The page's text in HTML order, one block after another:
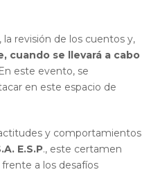
revisión de los cuentos y,
cuando se llevará a cabo
este evento, se
en este espacio de
y comportamientos
E.S.P., este certamen
a los desafíos